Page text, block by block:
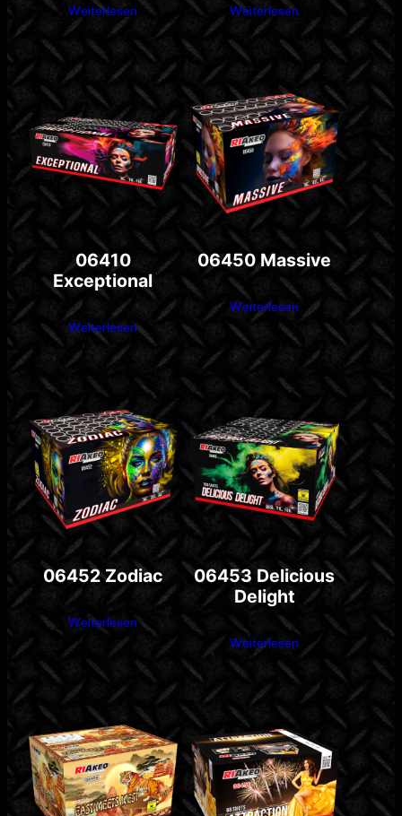
Weiterlesen Weiterlesen
06410
Exceptional
Weiterlesen
06450 Massive
Weiterlesen
06452 Zodiac
Weiterlesen
06453 Delicious
Delight
Weiterlesen